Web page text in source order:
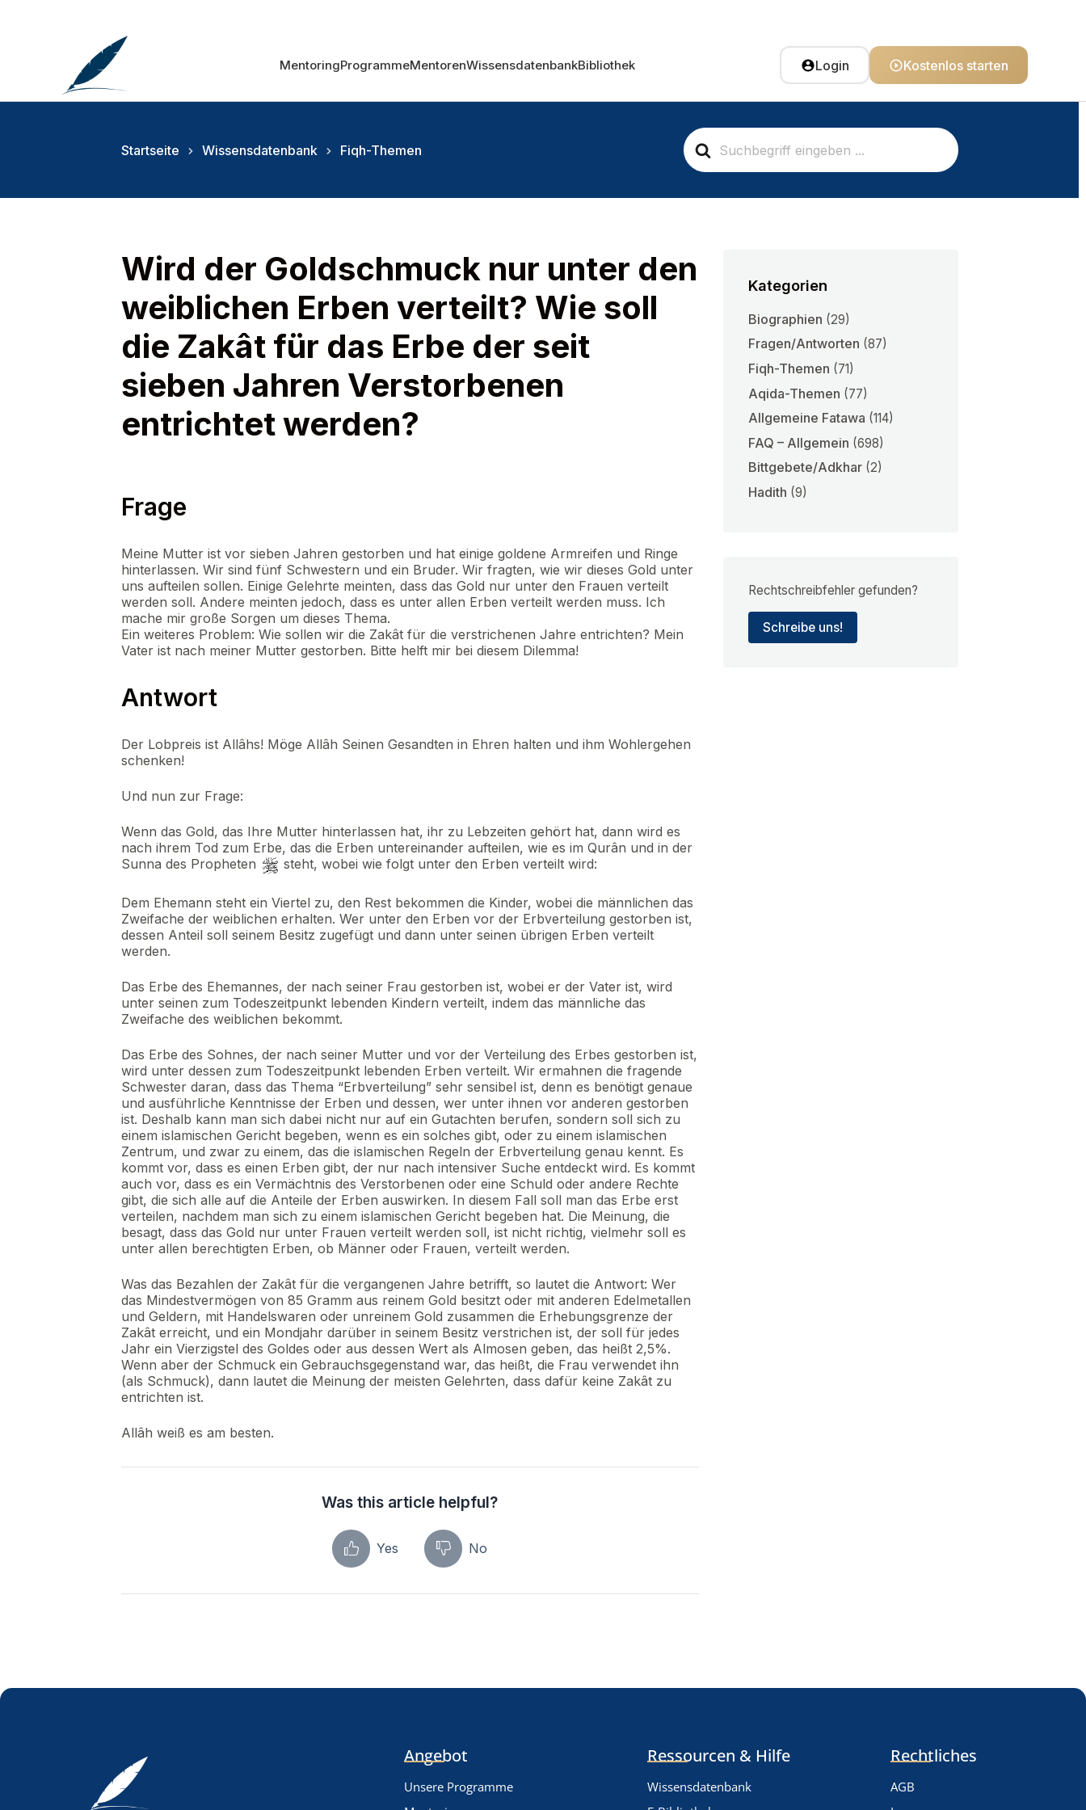
MentoringProgrammeMentorenWissensdatenbankBibliothek Login Kostenlos starten
S
e
a
c
Startseite Wissensdatenbank Fiqh-Themen
Wird der Goldschmuck nur unter den
weiblichen Erben verteilt? Wie soll
die Zakât für das Erbe der seit
sieben Jahren Verstorbenen
entrichtet werden?
Frage
Meine Mutter ist vor sieben Jahren gestorben und hat einige goldene Armreifen und Ringe
hinterlassen. Wir sind fünf Schwestern und ein Bruder. Wir fragten, wie wir dieses Gold unter
uns aufteilen sollen. Einige Gelehrte meinten, dass das Gold nur unter den Frauen verteilt
werden soll. Andere meinten jedoch, dass es unter allen Erben verteilt werden muss. Ich
mache mir große Sorgen um dieses Thema.
Ein weiteres Problem: Wie sollen wir die Zakât für die verstrichenen Jahre entrichten? Mein
Vater ist nach meiner Mutter gestorben. Bitte helft mir bei diesem Dilemma!
Antwort
Der Lobpreis ist Allâhs! Möge Allâh Seinen Gesandten in Ehren halten und ihm Wohlergehen
schenken!
Und nun zur Frage:
Wenn das Gold, das Ihre Mutter hinterlassen hat, ihr zu Lebzeiten gehört hat, dann wird es
nach ihrem Tod zum Erbe, das die Erben untereinander aufteilen, wie es im Qurân und in der
Sunna des Propheten
steht, wobei wie folgt unter den Erben verteilt wird:
Dem Ehemann steht ein Viertel zu, den Rest bekommen die Kinder, wobei die männlichen das
Zweifache der weiblichen erhalten. Wer unter den Erben vor der Erbverteilung gestorben ist,
dessen Anteil soll seinem Besitz zugefügt und dann unter seinen übrigen Erben verteilt
werden.
Das Erbe des Ehemannes, der nach seiner Frau gestorben ist, wobei er der Vater ist, wird
unter seinen zum Todeszeitpunkt lebenden Kindern verteilt, indem das männliche das
Zweifache des weiblichen bekommt.
Das Erbe des Sohnes, der nach seiner Mutter und vor der Verteilung des Erbes gestorben ist,
wird unter dessen zum Todeszeitpunkt lebenden Erben verteilt. Wir ermahnen die fragende
Schwester daran, dass das Thema “Erbverteilung” sehr sensibel ist, denn es benötigt genaue
und ausführliche Kenntnisse der Erben und dessen, wer unter ihnen vor anderen gestorben
ist. Deshalb kann man sich dabei nicht nur auf ein Gutachten berufen, sondern soll sich zu
einem islamischen Gericht begeben, wenn es ein solches gibt, oder zu einem islamischen
Zentrum, und zwar zu einem, das die islamischen Regeln der Erbverteilung genau kennt. Es
kommt vor, dass es einen Erben gibt, der nur nach intensiver Suche entdeckt wird. Es kommt
auch vor, dass es ein Vermächtnis des Verstorbenen oder eine Schuld oder andere Rechte
gibt, die sich alle auf die Anteile der Erben auswirken. In diesem Fall soll man das Erbe erst
verteilen, nachdem man sich zu einem islamischen Gericht begeben hat. Die Meinung, die
besagt, dass das Gold nur unter Frauen verteilt werden soll, ist nicht richtig, vielmehr soll es
unter allen berechtigten Erben, ob Männer oder Frauen, verteilt werden.
Was das Bezahlen der Zakât für die vergangenen Jahre betrifft, so lautet die Antwort: Wer
das Mindestvermögen von 85 Gramm aus reinem Gold besitzt oder mit anderen Edelmetallen
und Geldern, mit Handelswaren oder unreinem Gold zusammen die Erhebungsgrenze der
Zakât erreicht, und ein Mondjahr darüber in seinem Besitz verstrichen ist, der soll für jedes
Jahr ein Vierzigstel des Goldes oder aus dessen Wert als Almosen geben, das heißt 2,5%.
Wenn aber der Schmuck ein Gebrauchsgegenstand war, das heißt, die Frau verwendet ihn
(als Schmuck), dann lautet die Meinung der meisten Gelehrten, dass dafür keine Zakât zu
entrichten ist.
Allâh weiß es am besten.
Was this article helpful?
Yes No
Kategorien
Biographien (29)
Fragen/Antworten (87)
Fiqh-Themen (71)
Aqida-Themen (77)
Allgemeine Fatawa (114)
FAQ – Allgemein (698)
Bittgebete/Adkhar(2)
Hadith (9)
Rechtschreibfehler gefunden?
Schreibe uns!
Angebot
Unsere Programme
Ressourcen & Hilfe
Wissensdatenbank
Rechtliches
AGB